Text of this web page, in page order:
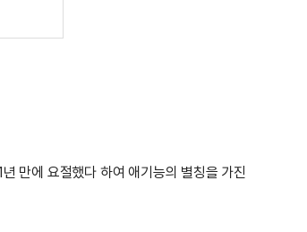
만에 요절했다 하여 애기능의 별칭을 가진